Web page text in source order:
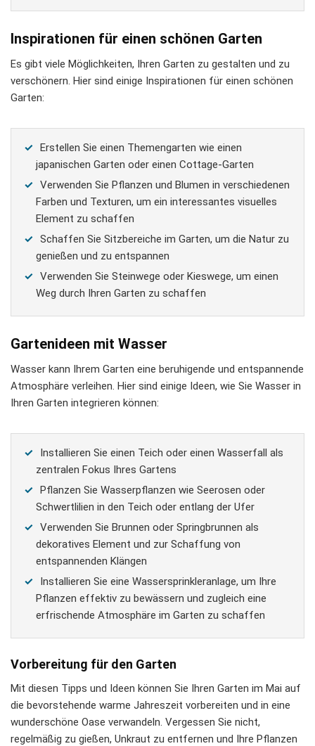
Inspirationen für einen schönen Garten
Es gibt viele Möglichkeiten, Ihren Garten zu gestalten und zu
verschönern. Hier sind einige Inspirationen für einen schönen
Garten:
Erstellen Sie einen Themengarten wie einen
japanischen Garten oder einen Cottage-Garten
Verwenden Sie Pflanzen und Blumen in verschiedenen
Farben und Texturen, um ein interessantes visuelles
Element zu schaffen
Schaffen Sie Sitzbereiche im Garten, um die Natur zu
genießen und zu entspannen
Verwenden Sie Steinwege oder Kieswege, um einen
Weg durch Ihren Garten zu schaffen
Gartenideen mit Wasser
Wasser kann Ihrem Garten eine beruhigende und entspannende
Atmosphäre verleihen. Hier sind einige Ideen, wie Sie Wasser in
Ihren Garten integrieren können:
Installieren Sie einen Teich oder einen Wasserfall als
zentralen Fokus Ihres Gartens
Pflanzen Sie Wasserpflanzen wie Seerosen oder
Schwertlilien in den Teich oder entlang der Ufer
Verwenden Sie Brunnen oder Springbrunnen als
dekoratives Element und zur Schaffung von
entspannenden Klängen
Installieren Sie eine Wassersprinkleranlage, um Ihre
Pflanzen effektiv zu bewässern und zugleich eine
erfrischende Atmosphäre im Garten zu schaffen
Vorbereitung für den Garten
Mit diesen Tipps und Ideen können Sie Ihren Garten im Mai auf
die bevorstehende warme Jahreszeit vorbereiten und in eine
wunderschöne Oase verwandeln. Vergessen Sie nicht,
regelmäßig zu gießen, Unkraut zu entfernen und Ihre Pflanzen